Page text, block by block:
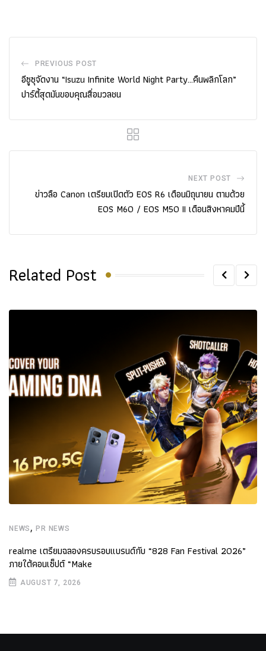
PREVIOUS POST
อีซูซุจัดงาน “Isuzu Infinite World Night Party…คืนพลิกโลก”
ปาร์ตี้สุดมันขอบคุณสื่อมวลชน
NEXT POST
ข่าวลือ Canon เตรียมเปิดตัว EOS R6 เดือนมิถุนายน ตามด้วย
EOS M60 / EOS M50 II เดือนสิงหาคมปีนี้
Related Post
NEWS ,PR NEWS
realme เตรียมฉลองครบรอบแบรนด์กับ “828 Fan Festival 2026”
ภายใต้คอนเซ็ปต์ “Make
AUGUST 7, 2026